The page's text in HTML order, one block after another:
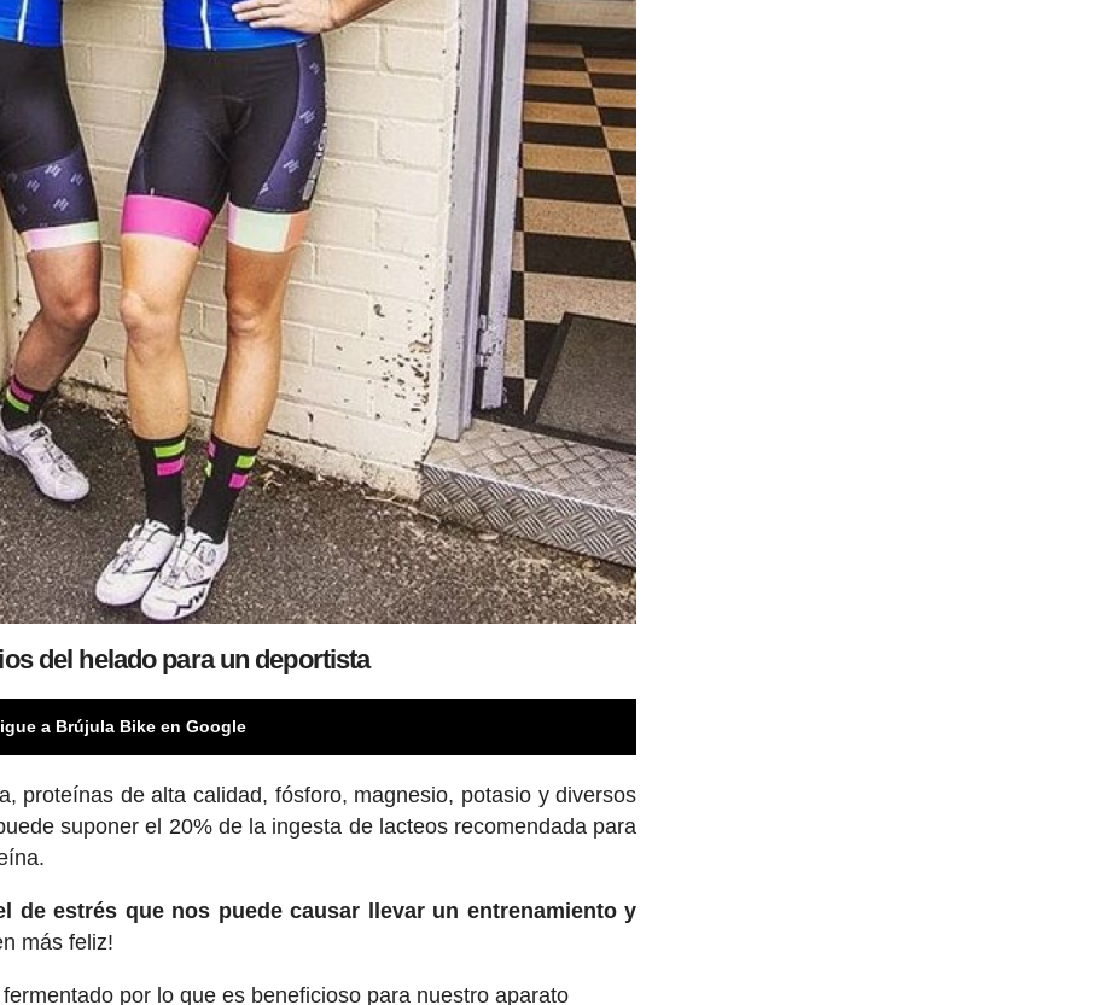
del helado para un deportista
a Brújula Bike en Google
proteínas de alta calidad, fósforo, magnesio, potasio y diversos
suponer el 20% de la ingesta de lacteos recomendada para
de estrés que nos puede causar llevar un entrenamiento y
más feliz!
por lo que es beneficioso para nuestro aparato